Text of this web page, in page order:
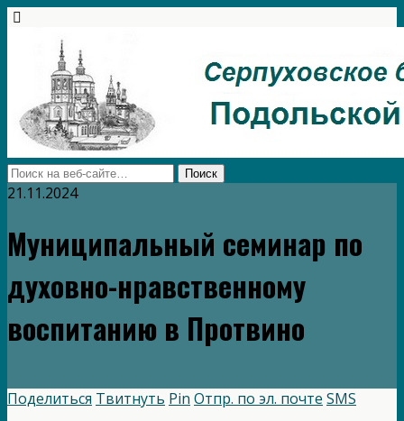
21.11.2024
Муниципальный семинар по
духовно-нравственному
воспитанию в Протвино
Поделиться Твитнуть Pin Отпр. по эл. почте SMS